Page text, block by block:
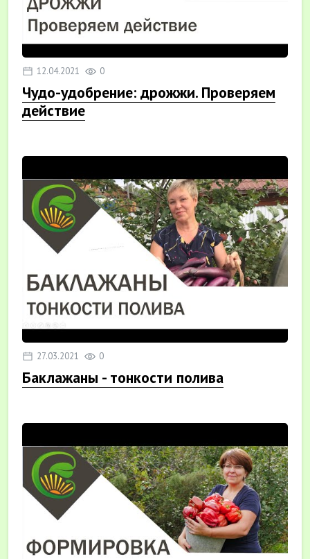
12.04.2021 0
Чудо-удобрение: дрожжи. Проверяем
действие
27.03.2021 0
Баклажаны - тонкости полива